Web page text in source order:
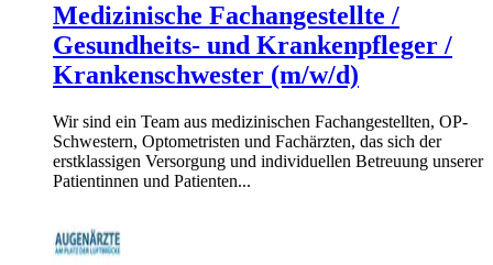
Medizinische Fachangestellte /
Gesundheits- und Krankenpfleger /
Krankenschwester (m/w/d)
Wir sind ein Team aus medizinischen Fachangestellten, OP-
Schwestern, Optometristen und Fachärzten, das sich der
erstklassigen Versorgung und individuellen Betreuung unserer
Patientinnen und Patienten...